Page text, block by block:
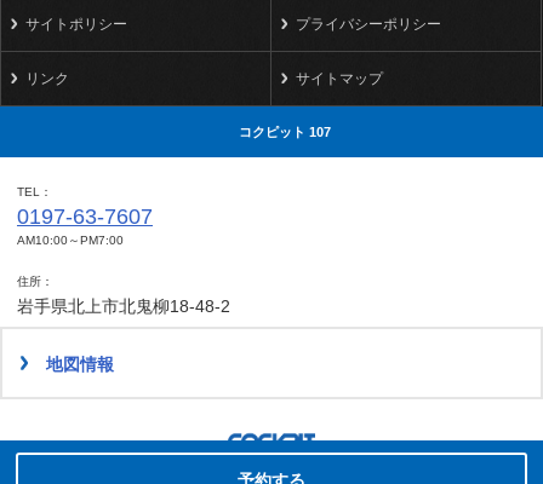
サイトポリシー プライバシーポリシー
リンク サイトマップ
コクピット 107
TEL
0197-63-7607
AM10:00～PM7:00
住所
岩手県北上市北鬼柳18-48-2
地図情報
Copyright(C)2014-2022 COCKPIT Sakura.All rights reserved.